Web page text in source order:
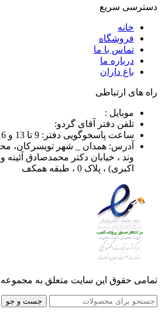
دسترسی سریع
خانه
فروشگاه
تماس با ما
درباره ما
باغ داران
راه های ارتباطی
موبایل :
تلفن دفتر آقای گردو:
ساعت پاسخوگویی دفتر: 9 تا 13 و 16 تا 18
آدرس: همدان _ شهر تویسرکان،
وند ، خیابان دکتر محمدصادق آئینه
اکبری) ، پلاک 0 ، طبقه همکف
تمامی حقوق این سایت متعلق به
جست و جو